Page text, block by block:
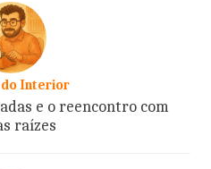
do Interior
e o reencontro com
raízes